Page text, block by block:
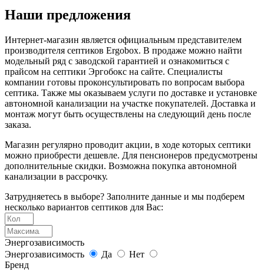
Наши предложения
Интернет-магазин является официальным представителем
производителя септиков Ergobox. В продаже можно найти
модельный ряд с заводской гарантией и ознакомиться с
прайсом на септики Эргобокс на сайте. Специалисты
компании готовы проконсультировать по вопросам выбора
септика. Также мы оказываем услуги по доставке и установке
автономной канализации на участке покупателей. Доставка и
монтаж могут быть осуществлены на следующий день после
заказа.
Магазин регулярно проводит акции, в ходе которых септики
можно приобрести дешевле. Для пенсионеров предусмотрены
дополнительные скидки. Возможна покупка автономной
канализации в рассрочку.
Затрудняетесь в выборе? Заполните данные и мы подберем
несколько вариантов септиков для Вас:
Энергозависимость
Энергозависимость
Да
Нет
Бренд